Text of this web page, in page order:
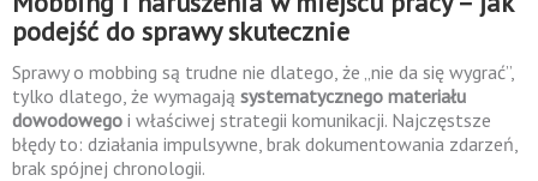
podejść do sprawy skutecznie
Sprawy o mobbing są trudne nie dlatego, że „nie da się wygrać”,
tylko dlatego, że wymagają systematycznego materiału
dowodowego i właściwej strategii komunikacji. Najczęstsze
błędy to: działania impulsywne, brak dokumentowania zdarzeń,
brak spójnej chronologii.